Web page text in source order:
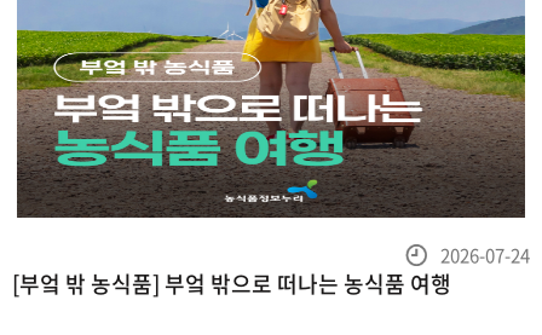
[부엌 밖 농식품] 부엌 밖으로 떠나는 농식품 여행
등
록
2026-07-24